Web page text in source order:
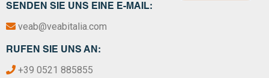
SENDEN SIE UNS EINE E-MAIL:
veab@veabitalia.com
RUFEN SIE UNS AN:
+39 0521 885855